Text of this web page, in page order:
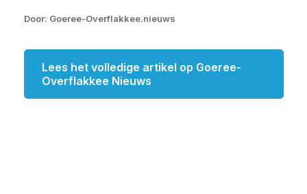
Door: Goeree-Overflakkee.nieuws
Lees het volledige artikel op Goeree-
Overflakkee Nieuws